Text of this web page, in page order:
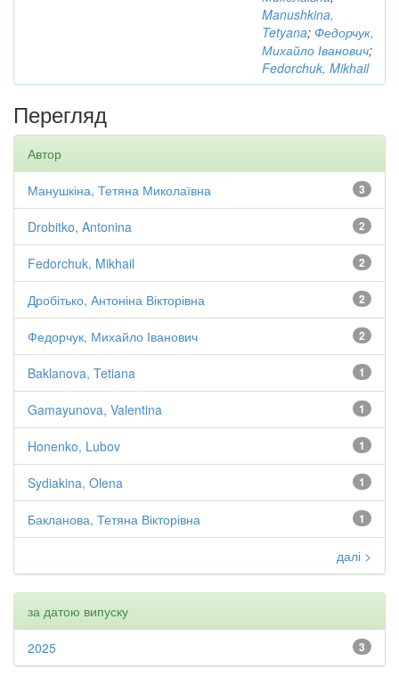
Manushkina,
Tetyana; Федорчук,
Михайло Іванович;
Fedorchuk, Mikhail
Перегляд
Автор
3
Манушкіна, Тетяна Миколаївна
2
Drobitko, Antonina
2
Fedorchuk, Mikhail
2
Дробітько, Антоніна Вікторівна
2
Федорчук, Михайло Іванович
1
Baklanova, Tetiana
1
Gamayunova, Valentina
1
Honenko, Lubov
1
Sydiakina, Olena
1
Бакланова, Тетяна Вікторівна
далі >
за датою випуску
3
2025